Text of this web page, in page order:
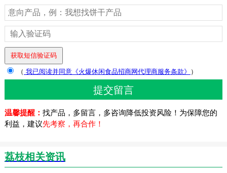
（ 我已阅读并同意《火爆休闲食品招商网代理商服务条款》 ）
温馨提醒： 找产品，多留言，多咨询降低投资风险！为保障您的
利益，建议先考察，再合作！
荔枝相关资讯